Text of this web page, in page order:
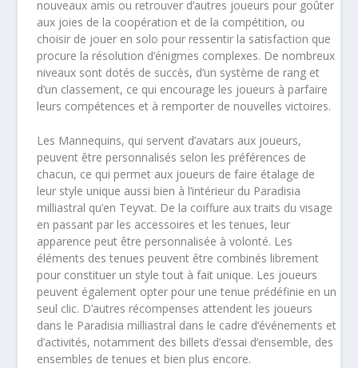
nouveaux amis ou retrouver d’autres joueurs pour goûter
aux joies de la coopération et de la compétition, ou
choisir de jouer en solo pour ressentir la satisfaction que
procure la résolution d’énigmes complexes. De nombreux
niveaux sont dotés de succès, d’un système de rang et
d’un classement, ce qui encourage les joueurs à parfaire
leurs compétences et à remporter de nouvelles victoires.
Les Mannequins, qui servent d’avatars aux joueurs,
peuvent être personnalisés selon les préférences de
chacun, ce qui permet aux joueurs de faire étalage de
leur style unique aussi bien à l’intérieur du Paradisia
milliastral qu’en Teyvat. De la coiffure aux traits du visage
en passant par les accessoires et les tenues, leur
apparence peut être personnalisée à volonté. Les
éléments des tenues peuvent être combinés librement
pour constituer un style tout à fait unique. Les joueurs
peuvent également opter pour une tenue prédéfinie en un
seul clic. D’autres récompenses attendent les joueurs
dans le Paradisia milliastral dans le cadre d’événements et
d’activités, notamment des billets d’essai d’ensemble, des
ensembles de tenues et bien plus encore.